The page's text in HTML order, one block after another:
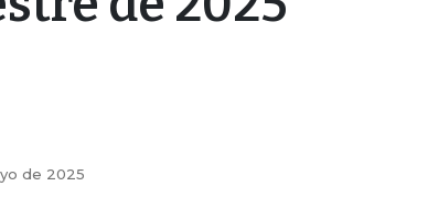
de 2025